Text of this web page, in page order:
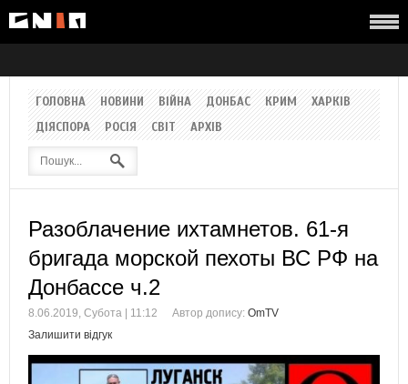
ГОЛОВНА НОВИНИ ВІЙНА ДОНБАС КРИМ
ХАРКІВ
ДІЯСПОРА
РОСІЯ СВІТ АРХІВ
Разоблачение ихтамнетов. 61-я
бригада морской пехоты ВС РФ на
Донбассе ч.2
8.06.2019, Субота | 11:12 Автор допису: OmTV
Залишити відгук